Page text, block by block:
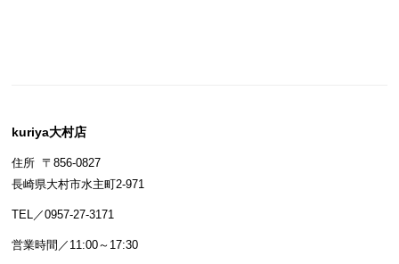
kuriya大村店
住所 〒856-0827
長崎県大村市水主町2-971
TEL／0957-27-3171
営業時間／11:00～17:30